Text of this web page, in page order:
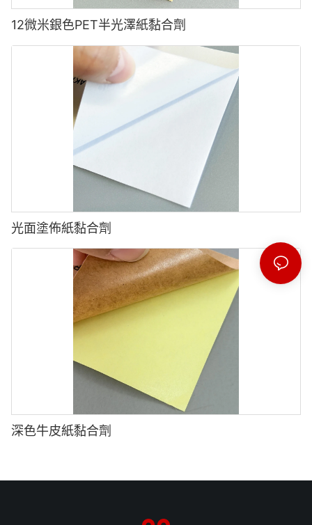
12微米銀色PET半光澤紙黏合劑
光面塗佈紙黏合劑
深色牛皮紙黏合劑